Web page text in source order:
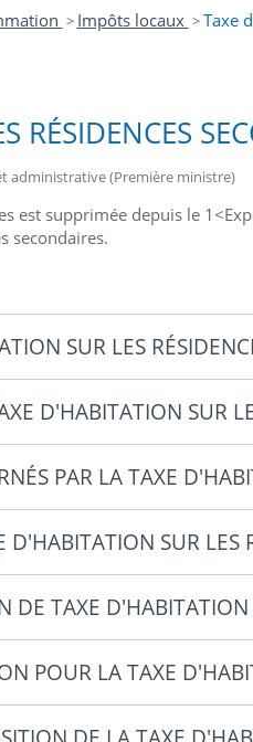
> Impôts locaux >Taxe
RÉSIDENCES
administrative (Première ministre)
est supprimée depuis le
secondaires.
SUR LES
D'HABITATION SUR
PAR LA TAXE
SUR LES
TAXE D'HABITATION
POUR LA TAXE